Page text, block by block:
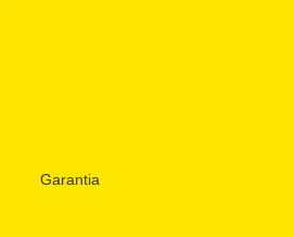
Garantia